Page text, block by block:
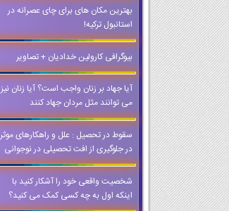
بهترین مکان های برای چای عصرانه در
استانبول ترکیه!
بیوگرافی کارولین خدادیان + تصاویر
آیا جهاد بر زنان واجب است؟ آیا زنان نیز
می توانند مثل مردان جهاد کنند
سقوط در تحصیل : علل و راهکارهای موثر
در جلوگیری از افت تحصیلی در نوجوانی
شخصیت واقعی خود را آشکار کنید با
اینکه اول به چه کسی کمک می کنید؟